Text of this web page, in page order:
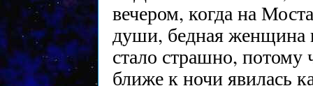
вечером, когда на
души, бедная женщина
стало страшно, потому
ближе к ночи явилась